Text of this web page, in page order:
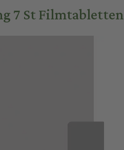
7 St Filmtabletten